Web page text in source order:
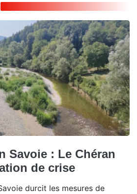
Savoie : Le Chéran
de crise
durcit les mesures de